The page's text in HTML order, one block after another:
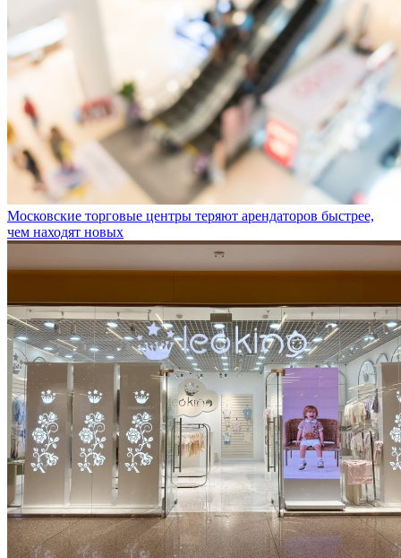
Московские торговые центры теряют арендаторов быстрее,
чем находят новых